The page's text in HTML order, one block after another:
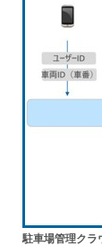
駐車場管理クラ